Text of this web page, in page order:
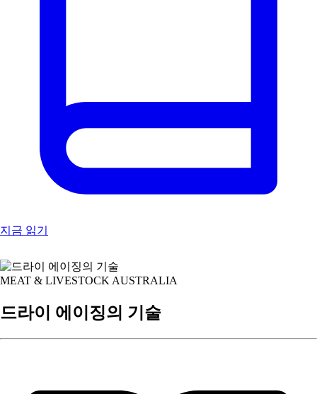
지금 읽기
MEAT & LIVESTOCK AUSTRALIA
드라이 에이징의 기술